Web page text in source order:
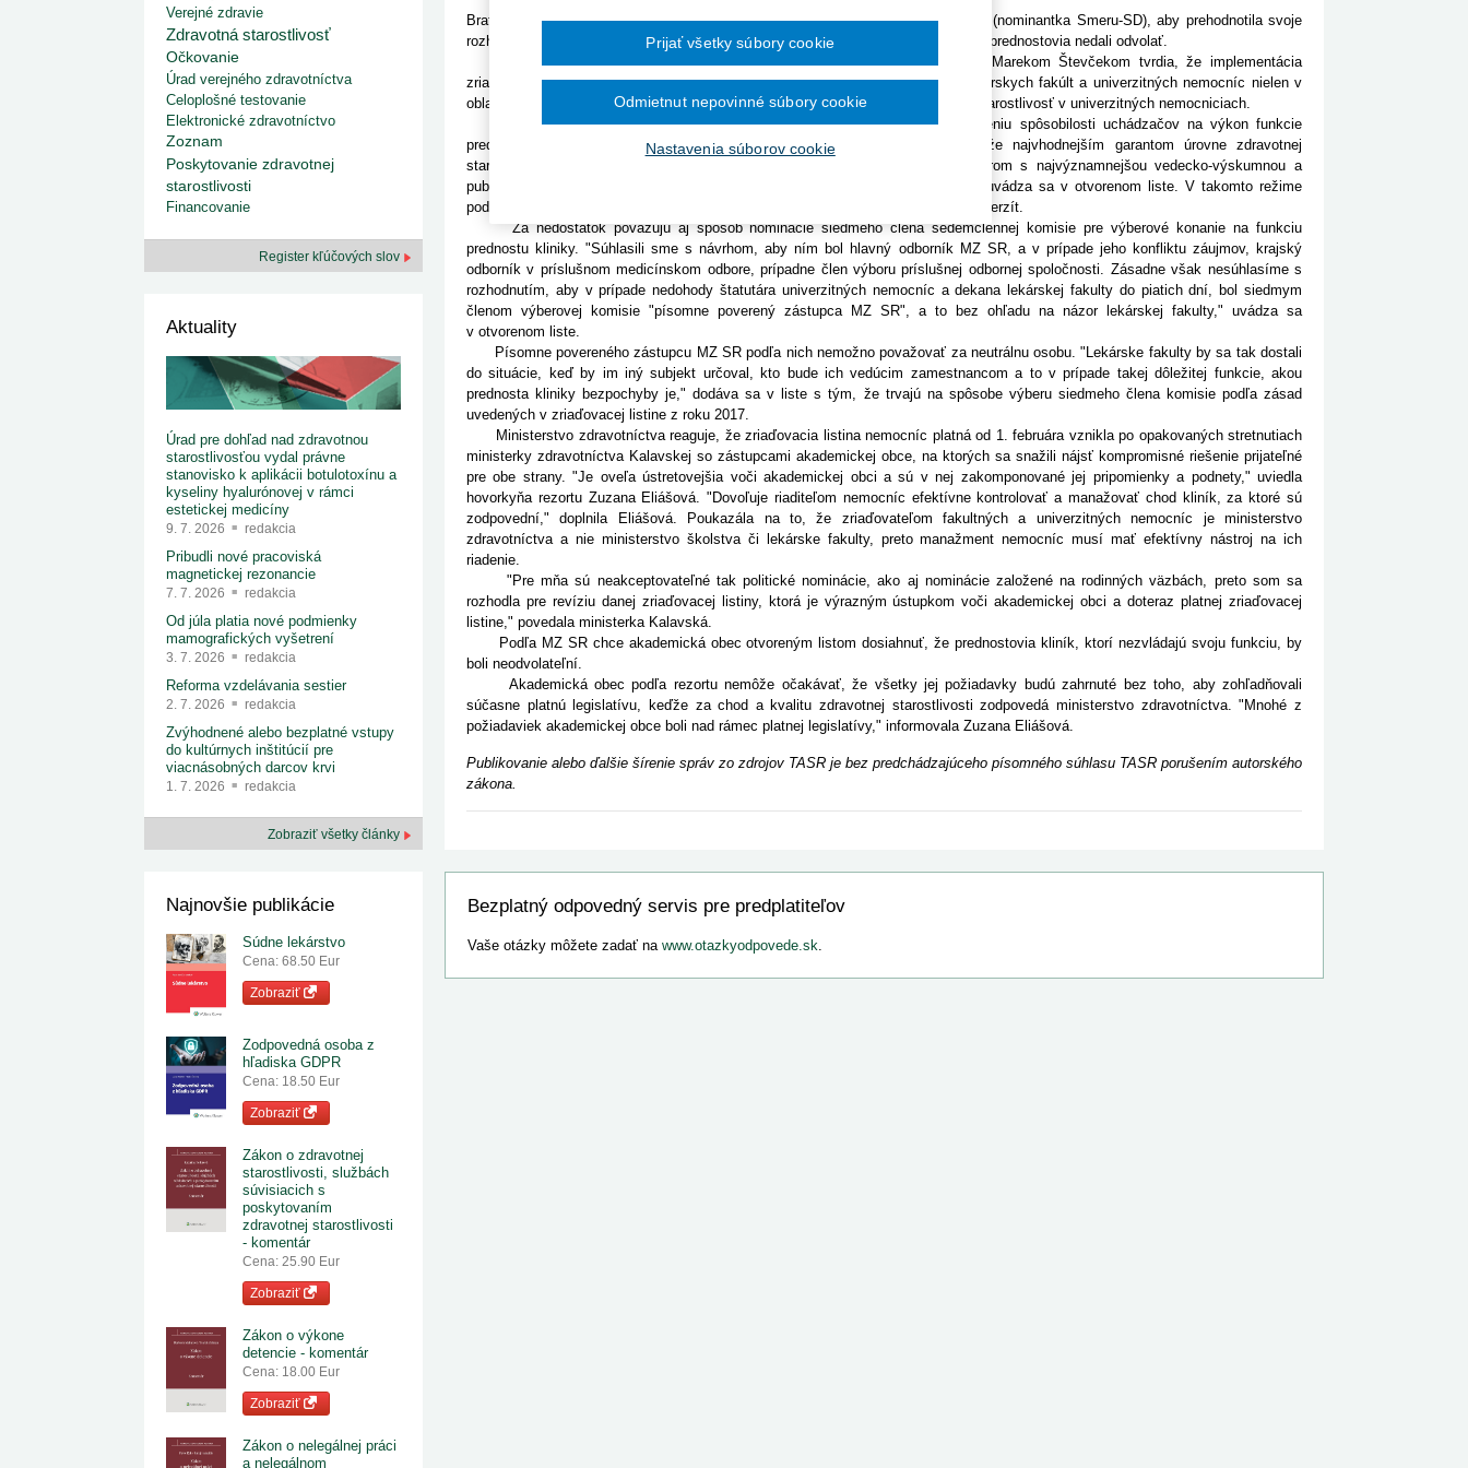
1. 7. 2026
Ministerstvo zdravotníctva zverejnilo aktualizovaný
zoznam kategori...
29. 6. 2026
redakcia
Rezort zdravotníctva zverejnil zoznam
kategorizovaných špeciálnych ...
29. 6. 2026
redakcia
Výzva na podporu dostupnosti zdravotnej
starostlivosti v centrách z...
22. 6. 2026
2015
implementáciu nových elektronických služieb v elektronickej zdravotnej
Ročník 2013
Ročník 2012
Ročník 2011
Ročník 2010
Bratislava 6. februára (TASR) - Zároveň žiadajú šéfku rezortu Andreu Kalavskú (nominantka Smeru-SD), aby prehodnotila svoje
rozhodnutie. Ministerstvo tvrdí, že požiadavky dekanov by viedli k tomu, že by sa prednostovia nedali odvolať.
Dekani spolu s novým rektorom Univerzity Komenského v Bratislave Marekom Števčekom tvrdia, že implementácia
zriaďovacej listiny do praxe môže na dlhé roky vážne narušiť činnosť kliník lekárskych fakúlt a univerzitných nemocníc nielen v
oblasti pedagogickej, výskumnej a vývojovej činnosti, ale aj samotnú zdravotnú starostlivosť v univerzitných nemocniciach.
Upozornili, že neboli akceptované ich pripomienky k bodovému hodnoteniu spôsobilosti uchádzačov na výkon funkcie
prednostov kliník. "Predložené hodnotenie zjavne nerešpektuje skutočnosť, že najvhodnejším garantom úrovne zdravotnej
starostlivosti, teda najväčším prínosom pre pacientov, je vedenie kliniky lekárom s najvýznamnejšou vedecko-výskumnou a
publikačnou činnosťou v oblasti diagnostiky a liečby podľa zamerania kliniky," uvádza sa v otvorenom liste. V takomto režime
podľa nich funguje drvivá väčšina univerzitných kliník významných svetových univerzít.
Za nedostatok považujú aj spôsob nominácie siedmeho člena sedemčlennej komisie pre výberové konanie na funkciu
prednostu kliniky. "Súhlasili sme s návrhom, aby ním bol hlavný odborník MZ SR, a v prípade jeho konfliktu záujmov, krajský
odborník v príslušnom medicínskom odbore, prípadne člen výboru príslušnej odbornej spoločnosti. Zásadne však nesúhlasíme s
rozhodnutím, aby v prípade nedohody štatutára univerzitných nemocníc a dekana lekárskej fakulty do piatich dní, bol siedmym
členom výberovej komisie "písomne poverený zástupca MZ SR", a to bez ohľadu na názor lekárskej fakulty," uvádza sa
v otvorenom liste.
Písomne povereného zástupcu MZ SR podľa nich nemožno považovať za neutrálnu osobu. "Lekárske fakulty by sa tak dostali
do situácie, keď by im iný subjekt určoval, kto bude ich vedúcim zamestnancom a to v prípade takej dôležitej funkcie, akou
prednosta kliniky bezpochyby je," dodáva sa v liste s tým, že trvajú na spôsobe výberu siedmeho člena komisie podľa zásad
uvedených v zriaďovacej listine z roku 2017.
Ministerstvo zdravotníctva reaguje, že zriaďovacia listina nemocníc platná od 1. februára vznikla po opakovaných stretnutiach
ministerky zdravotníctva Kalavskej so zástupcami akademickej obce, na ktorých sa snažili nájsť kompromisné riešenie prijateľné
pre obe strany. "Je oveľa ústretovejšia voči akademickej obci a sú v nej zakomponované jej pripomienky a podnety," uviedla
hovorkyňa rezortu Zuzana Eliášová. "Dovoľuje riaditeľom nemocníc efektívne kontrolovať a manažovať chod kliník, za ktoré sú
zodpovední," doplnila Eliášová. Poukazála na to, že zriaďovateľom fakultných a univerzitných nemocníc je ministerstvo
zdravotníctva a nie ministerstvo školstva či lekárske fakulty, preto manažment nemocníc musí mať efektívny nástroj na ich
riadenie.
"Pre mňa sú neakceptovateľné tak politické nominácie, ako aj nominácie založené na rodinných väzbách, preto som sa
rozhodla pre revíziu danej zriaďovacej listiny, ktorá je výrazným ústupkom voči akademickej obci a doteraz platnej zriaďovacej
listine," povedala ministerka Kalavská.
Podľa MZ SR chce akademická obec otvoreným listom dosiahnuť, že prednostovia kliník, ktorí nezvládajú svoju funkciu, by
boli neodvolateľní.
Akademická obec podľa rezortu nemôže očakávať, že všetky jej požiadavky budú zahrnuté bez toho, aby zohľadňovali
súčasne platnú legislatívu, keďže za chod a kvalitu zdravotnej starostlivosti zodpovedá ministerstvo zdravotníctva. "Mnohé z
požiadaviek akademickej obce boli nad rámec platnej legislatívy," informovala Zuzana Eliášová.
Publikovanie alebo ďalšie šírenie správ zo zdrojov TASR je bez predchádzajúceho písomného súhlasu TASR porušením autorského
zákona.
Bezplatný odpovedný servis pre predplatiteľov
Vaše otázky môžete zadať na www.otazkyodpovede.sk.
Verejné zdravie
Zdravotná starostlivosť
Očkovanie
Úrad verejného zdravotníctva
Celoplošné testovanie
Elektronické zdravotníctvo
Zoznam
Poskytovanie zdravotnej
starostlivosti
Financovanie
Register kľúčových slov
Aktuality
Úrad pre dohľad nad zdravotnou
starostlivosťou vydal právne
stanovisko k aplikácii botulotoxínu a
kyseliny hyalurónovej v rámci
estetickej medicíny
9. 7. 2026 redakcia
Pribudli nové pracoviská
magnetickej rezonancie
7. 7. 2026 redakcia
Od júla platia nové podmienky
mamografických vyšetrení
3. 7. 2026 redakcia
Reforma vzdelávania sestier
2. 7. 2026 redakcia
Zvýhodnené alebo bezplatné vstupy
do kultúrnych inštitúcií pre
viacnásobných darcov krvi
1. 7. 2026 redakcia
Zobraziť všetky články
Najnovšie publikácie
Súdne lekárstvo
Cena: 68.50 Eur
Zobraziť
Zodpovedná osoba z
hľadiska GDPR
Cena: 18.50 Eur
Zobraziť
Zákon o zdravotnej
starostlivosti, službách
súvisiacich s
poskytovaním
zdravotnej starostlivosti
- komentár
Cena: 25.90 Eur
Zobraziť
Zákon o výkone
detencie - komentár
Cena: 18.00 Eur
Zobraziť
Zákon o nelegálnej práci
a nelegálnom
Nastavenia súborov cookie
Odmietnut nepovinné súbory cookie
Prijať všetky súbory cookie